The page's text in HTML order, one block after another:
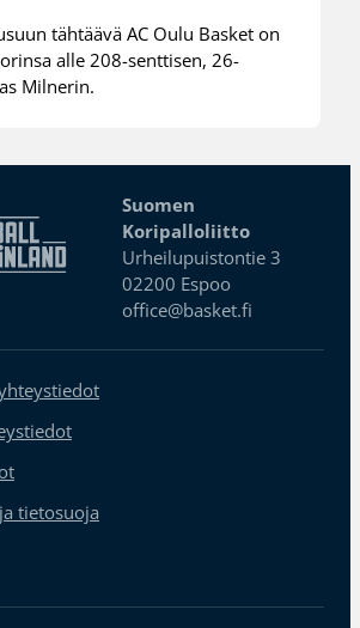
tähtäävä AC Oulu Basket on
alle 208-senttisen, 26-
Milnerin.
Suomen
Koripalloliitto
Urheilupuistontie 3
02200 Espoo
office@basket.fi
tietosuoja